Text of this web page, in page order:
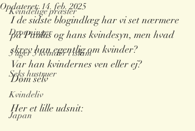
Kvindelige præster
Dronninger
5 uger 5 kvinder i islam
Seks hustruer
Kvindeliv
Japan
Opdateret: 14. feb. 2025
I de sidste blogindlæg har vi set nærmere
på Paulus og hans kvindesyn, men hvad
skrev han egentlig om kvinder?
Var han kvindernes ven eller ej?
Døm selv
Her et lille udsnit: